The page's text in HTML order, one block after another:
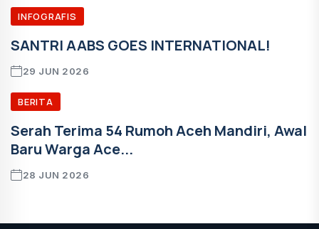
INFOGRAFIS
SANTRI AABS GOES INTERNATIONAL!
29 JUN 2026
BERITA
Serah Terima 54 Rumoh Aceh Mandiri, Awal
Baru Warga Ace...
28 JUN 2026